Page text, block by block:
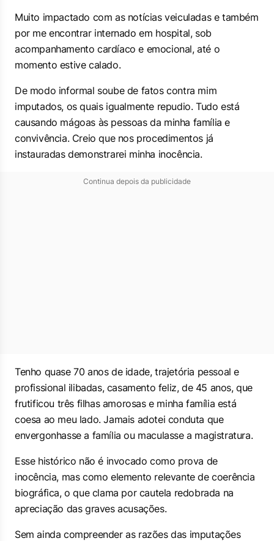
Muito impactado com as notícias veiculadas e também
por me encontrar internado em hospital, sob
acompanhamento cardíaco e emocional, até o
momento estive calado.
De modo informal soube de fatos contra mim
imputados, os quais igualmente repudio. Tudo está
causando mágoas às pessoas da minha família e
convivência. Creio que nos procedimentos já
instauradas demonstrarei minha inocência.
Continua depois da publicidade
Tenho quase 70 anos de idade, trajetória pessoal e
profissional ilibadas, casamento feliz, de 45 anos, que
frutificou três filhas amorosas e minha família está
coesa ao meu lado. Jamais adotei conduta que
envergonhasse a família ou maculasse a magistratura.
Esse histórico não é invocado como prova de
inocência, mas como elemento relevante de coerência
biográfica, o que clama por cautela redobrada na
apreciação das graves acusações.
Sem ainda compreender as razões das imputações